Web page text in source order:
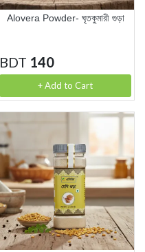
Alovera Powder- ঘৃতকুমারী গুড়া
BDT 140
+ Add to Cart